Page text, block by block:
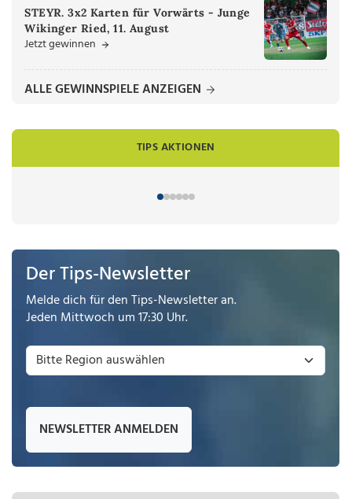
STEYR. 3x2 Karten für Vorwärts - Junge
Wikinger Ried, 11. August
Jetzt gewinnen
ALLE GEWINNSPIELE ANZEIGEN
TIPS AKTIONEN
Der Tips-Newsletter
Melde dich für den Tips-Newsletter an.
Jeden Mittwoch um 17:30 Uhr.
NEWSLETTER ANMELDEN